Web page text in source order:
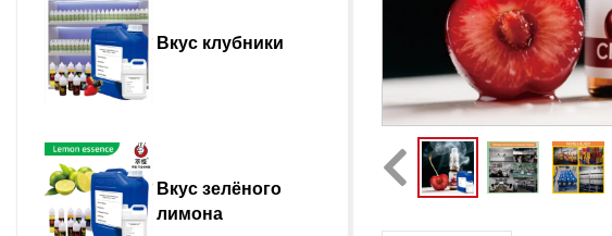
Вкус клубники
Вкус зелёного
лимона